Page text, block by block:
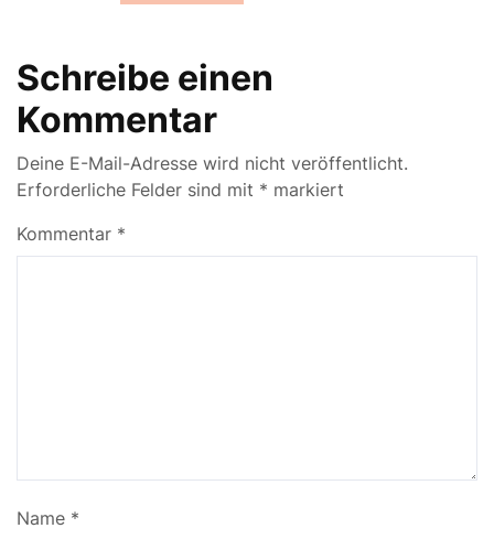
Schreibe einen
Kommentar
Deine E-Mail-Adresse wird nicht veröffentlicht.
Erforderliche Felder sind mit * markiert
Kommentar *
Name *